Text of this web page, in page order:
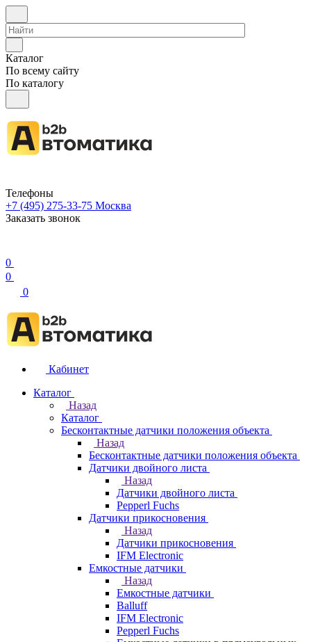
Каталог
По всему сайту
По каталогу
Телефоны
+7 (495) 275-33-75 Москва
Заказать звонок
0
0
0
Кабинет
Каталог
Назад
Каталог
Бесконтактные датчики положения объекта
Назад
Бесконтактные датчики положения объекта
Датчики двойного листа
Назад
Датчики двойного листа
Pepperl Fuchs
Датчики прикосновения
Назад
Датчики прикосновения
IFM Electronic
Емкостные датчики
Назад
Емкостные датчики
Balluff
IFM Electronic
Pepperl Fuchs